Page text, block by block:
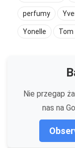
perfumy
Yonelle Tom
Nie przegap
nas na